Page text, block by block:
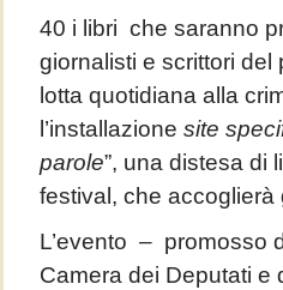
40 i libri che saranno
giornalisti e scrittori
lotta quotidiana alla
l’installazione site
parole”, una distesa di
festival, che accoglierà
L’evento – promosso
Camera dei Deputati e